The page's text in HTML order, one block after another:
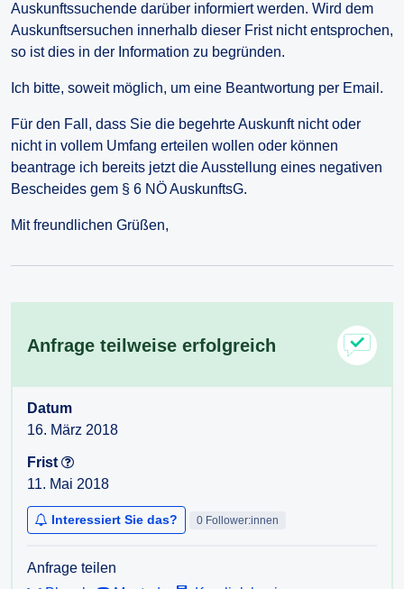
Auskunftssuchende darüber informiert werden. Wird dem
Auskunftsersuchen innerhalb dieser Frist nicht entsprochen,
so ist dies in der Information zu begründen.
Ich bitte, soweit möglich, um eine Beantwortung per Email.
Für den Fall, dass Sie die begehrte Auskunft nicht oder
nicht in vollem Umfang erteilen wollen oder können
beantrage ich bereits jetzt die Ausstellung eines negativen
Bescheides gem § 6 NÖ AuskunftsG.
Mit freundlichen Grüßen,
Anfrage teilweise erfolgreich
Datum
16. März 2018
Frist
11. Mai 2018
Interessiert Sie das? 0 Follower:innen
Anfrage teilen